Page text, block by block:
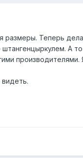
размеры. Теперь
А